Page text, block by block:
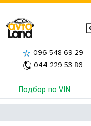
Подбор по VIN
096 548 69 29
044 229 53 86